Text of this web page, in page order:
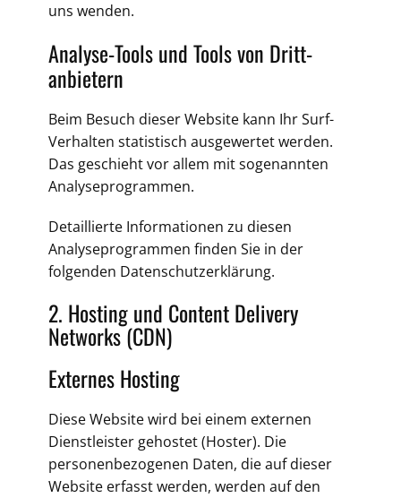
uns wenden.
Analyse-Tools und Tools von Dritt­
anbietern
Beim Besuch dieser Website kann Ihr Surf-
Verhalten statistisch ausgewertet werden.
Das geschieht vor allem mit sogenannten
Analyseprogrammen.
Detaillierte Informationen zu diesen
Analyseprogrammen finden Sie in der
folgenden Datenschutzerklärung.
2. Hosting und Content Delivery
Networks (CDN)
Externes Hosting
Diese Website wird bei einem externen
Dienstleister gehostet (Hoster). Die
personenbezogenen Daten, die auf dieser
Website erfasst werden, werden auf den